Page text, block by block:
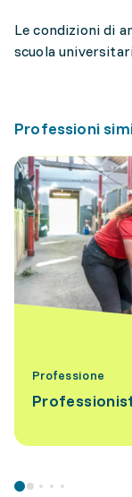
Le condizioni di
scuola
Professioni
Professione